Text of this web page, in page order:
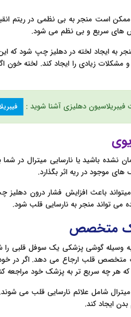
است منجر به بی نظمی در ریتم
های سریع و بی نظم می شود.
به ایجاد لخته در دهلیز چپ شود که
زیادی را ایجاد کند. لخته خون
فیبریلاسیون دهلیزی آشنا شوید :
نشده باشید یا نارسایی میترال در
موجود در ریه اثر بگذارد.
باعث افزایش فشار درون
تواند منجر به نارسایی قلب شود.
متخصص
وسیله گوشی پزشکی یک سوفل قلبی را
متخصص قلب ارجاع می دهد. اگر در
هر چه سریع تر به پزشک خود مراجعه
میترال شامل علائم نارسایی قلب می
ایجاد کند.